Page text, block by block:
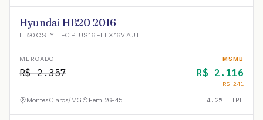
Hyundai HB20 2016
HB20 C.STYLE-C.PLUS 1.6 FLEX 16V AUT.
MERCADO
R$2.357
MSMB
R$ 2.116
−R$ 241
Montes Claros/MG Fem · 26-45 4.2% FIPE